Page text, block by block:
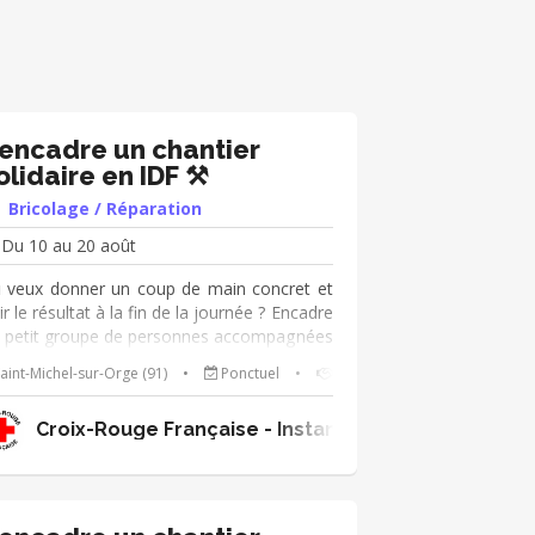
un chantier
en IDF ⚒️
Bricolage / Réparation
Du 10 au 20 août
veux donner un coup de main concret et
le résultat à la fin de la journée ? Encadre
petit groupe de personnes accompagnées
la Croix-Rouge française dans la
de petits travaux dans un espace
en Île-de-France. Peinture, montage
meubles, déco, personnalisation des
le temps d'une ou deux journées.
bon niveau en bricolage est recommandé,
les travaux à réaliser et valider leur
Michel-sur-Orge (91) • Ponctuel •
Croix-Rouge Française - Instances Nationales